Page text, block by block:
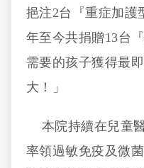
挹注2台『重症加護
年至今共捐贈13台
需要的孩子獲得最
大！」
本院持續在兒童
率領過敏免疫及微